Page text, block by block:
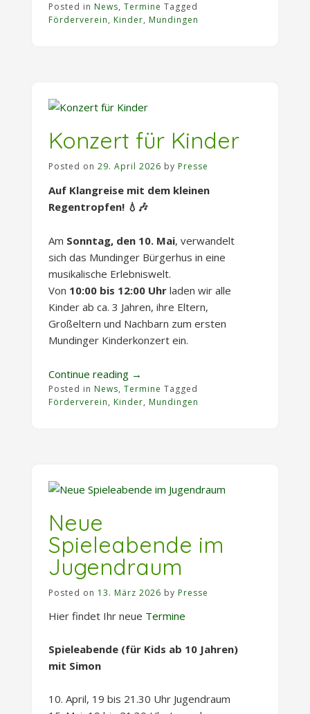
auf
der
anmelden!“
Posted in News, Termine Tagged
Förderverein, Kinder, Mundingen
Konzert für Kinder
Posted on 29. April 2026 by Presse
Auf Klangreise mit dem kleinen
Regentropfen! 💧🎶
Am Sonntag, den 10. Mai, verwandelt
sich das Mundinger Bürgerhus in eine
musikalische Erlebniswelt.
Von 10:00 bis 12:00 Uhr laden wir alle
Kinder ab ca. 3 Jahren, ihre Eltern,
Großeltern und Nachbarn zum ersten
Mundinger Kinderkonzert ein.
Continue reading „Konzert
für
Kinder“
→
Posted in News, Termine Tagged
Förderverein, Kinder, Mundingen
Neue
Spieleabende im
Jugendraum
Posted on 13. März 2026 by Presse
Hier findet Ihr neue Termine
Spieleabende (für Kids ab 10 Jahren)
mit Simon
10. April, 19 bis 21.30 Uhr Jugendraum